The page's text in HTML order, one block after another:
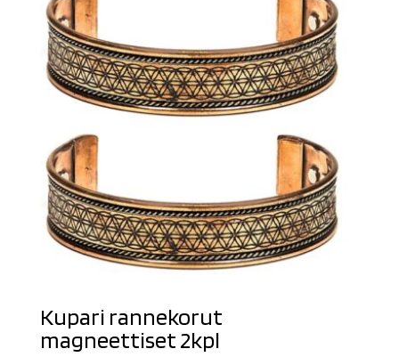
Kupari rannekorut
magneettiset 2kpl